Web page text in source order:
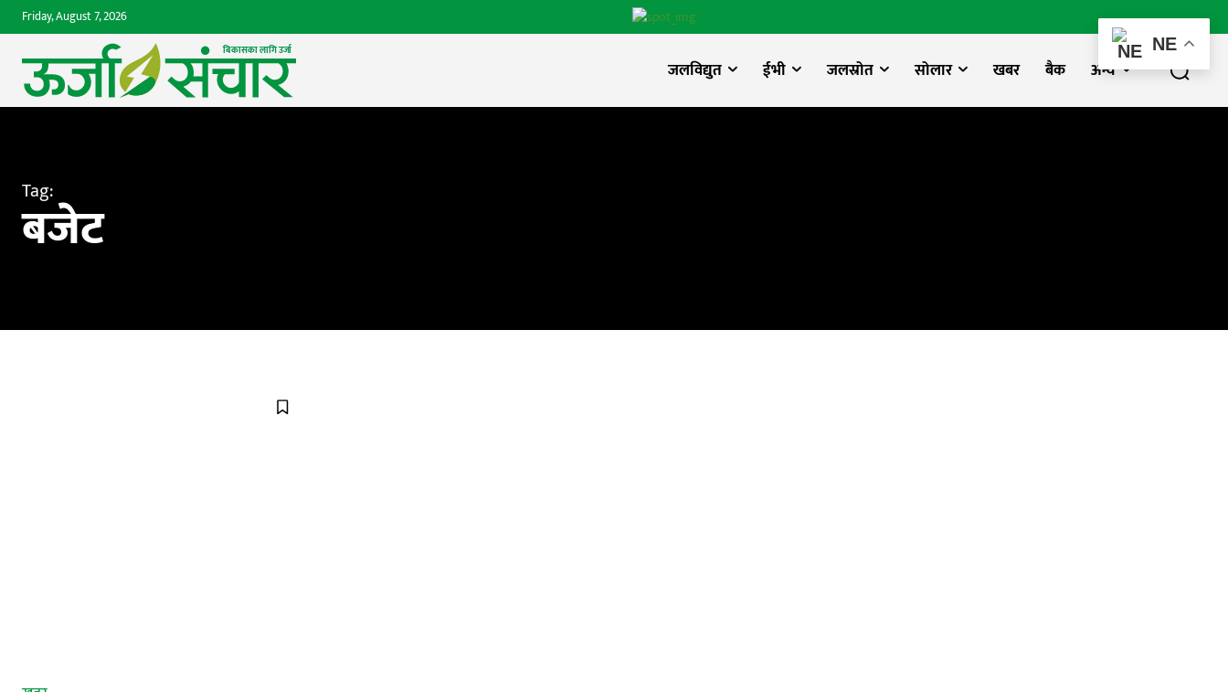
Friday, August 7, 2026
बिकासका लागि उर्जा
जलविद्युत ईभी जलस्रोत सोलार खबर बैक अन्य
Tag:
बजेट
NE